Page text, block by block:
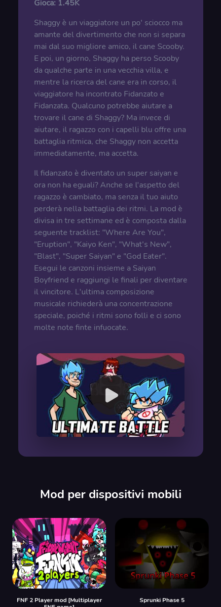
Gioca: 1.45K
Shaggy è un viaggiatore un po' sciocco ma
amante del divertimento che non si separa
mai dal suo migliore amico, il cane Scooby.
E poi, un giorno, Shaggy ha perso Scooby
da qualche parte in una vecchia villa, e
mentre la ricerca del cane era in corso, il
viaggiatore ha incontrato Fidanzato e
Fidanzata. Qualcuno potrebbe aiutare a
trovare il cane di Shaggy? Ma invece di
aiutare, il ragazzo con i capelli blu offre una
battaglia ritmica, che Shaggy non accetta
immediatamente, ma accetta.
Il fidanzato è diventato un super saiyan e
ora non ha eguali? Anche se l'aspetto del
ragazzo è cambiato, ma senza il tuo aiuto
perderà nella battaglia dei ritmi. La mod è
divisa in tre settimane ed è composta dalla
seguente tracklist: "Where Are You",
"Eruption", "Kaiyo Ken", "What's New",
"Blast", "Super Saiyan" e "God Eater".
Esegui le canzoni insieme a Saiyan
Boyfriend e raggiungi le finali per diventare
il vincitore. L'ultima composizione
musicale richiederà una concentrazione
speciale, poiché i ritmi sono folli e ci sono
molte note finte infuocate.
Mod per dispositivi mobili
FNF 2 Player mod [Multiplayer
Sprunki Phase 5